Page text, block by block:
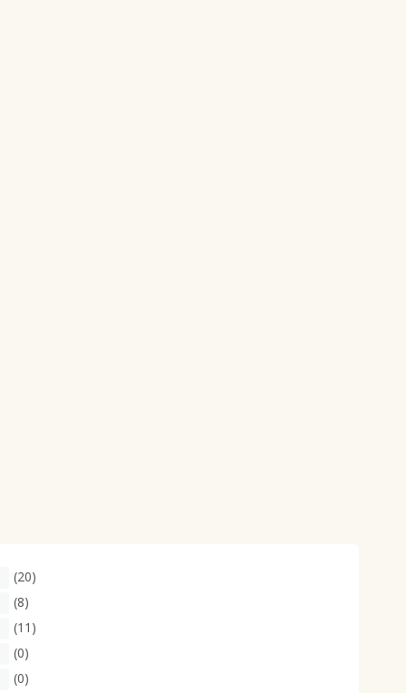
(20)
(8)
(11)
(0)
(0)